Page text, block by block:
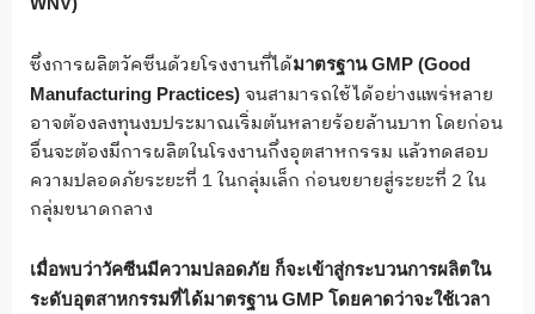
ซึ่งการผลิตวัคซีนด้วยโรงงานที่ได้มาตรฐาน GMP (Good
Manufacturing Practices) จนสามารถใช้ได้อย่างแพร่หลาย
อาจต้องลงทุนงบประมาณเริ่มต้นหลายร้อยล้านบาท โดยก่อน
อื่นจะต้องมีการผลิตในโรงงานกึ่งอุตสาหกรรม แล้วทดสอบ
ความปลอดภัยระยะที่ 1 ในกลุ่มเล็ก ก่อนขยายสู่ระยะที่ 2 ใน
กลุ่มขนาดกลาง
เมื่อพบว่าวัคซีนมีความปลอดภัย ก็จะเข้าสู่กระบวนการผลิตใน
ระดับอุตสาหกรรมที่ได้มาตรฐาน GMP โดยคาดว่าจะใช้เวลา